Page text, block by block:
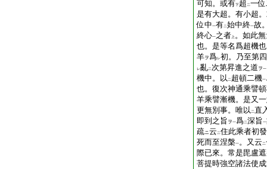
可知。或有下超 二一
是有大超。有小超
位中一有二始中終一故
終心一之者 上 。如此
也。是等名爲超機
羊ヲ爲レ初。乃至第
レ亂二次第昇進之道 ヲ一
機中。以 二 超頓二機一
也。復次神通乘譬
羊乘譬漸機。是又
更無別事。唯以 二直
即到之旨 ヲ一爲二深旨一
疏ニ云 二住此乘者初
死而至涅槃一。又云 二
際已來。常是毘盧
菩提時強空諸法使